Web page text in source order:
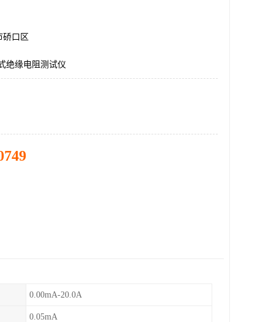
硚口区
绝缘电阻测试仪
0.00mA-20.0A
0.05mA